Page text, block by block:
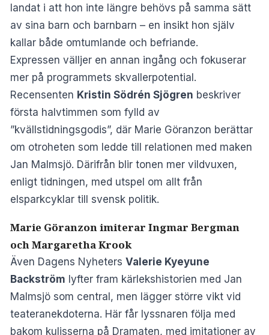
landat i att hon inte längre behövs på samma sätt
av sina barn och barnbarn – en insikt hon själv
kallar både omtumlande och befriande.
Expressen välljer en annan ingång och fokuserar
mer på programmets skvallerpotential.
Recensenten Kristin Södrén Sjögren beskriver
första halvtimmen som fylld av
”kvällstidningsgodis”, där Marie Göranzon berättar
om otroheten som ledde till relationen med maken
Jan Malmsjö. Därifrån blir tonen mer vildvuxen,
enligt tidningen, med utspel om allt från
elsparkcyklar till svensk politik.
Marie Göranzon imiterar Ingmar Bergman
och Margaretha Krook
Även Dagens Nyheters Valerie Kyeyune
Backström lyfter fram kärlekshistorien med Jan
Malmsjö som central, men lägger större vikt vid
teateranekdoterna. Här får lyssnaren följa med
bakom kulisserna på Dramaten, med imitationer av